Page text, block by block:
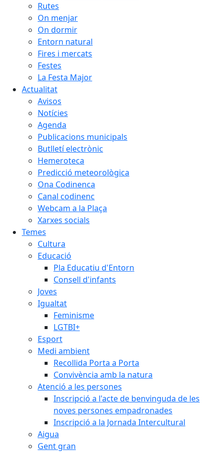
Rutes
On menjar
On dormir
Entorn natural
Fires i mercats
Festes
La Festa Major
Actualitat
Avisos
Notícies
Agenda
Publicacions municipals
Butlletí electrònic
Hemeroteca
Predicció meteorològica
Ona Codinenca
Canal codinenc
Webcam a la Plaça
Xarxes socials
Temes
Cultura
Educació
Pla Educatiu d'Entorn
Consell d'infants
Joves
Igualtat
Feminisme
LGTBI+
Esport
Medi ambient
Recollida Porta a Porta
Convivència amb la natura
Atenció a les persones
Inscripció a l'acte de benvinguda de les
noves persones empadronades
Inscripció a la Jornada Intercultural
Aigua
Gent gran